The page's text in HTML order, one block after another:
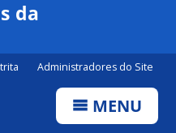
da
Administradores do Site
MENU